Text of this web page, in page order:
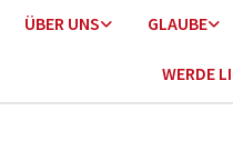
ÜBER UNS GLAUBE
WERDE